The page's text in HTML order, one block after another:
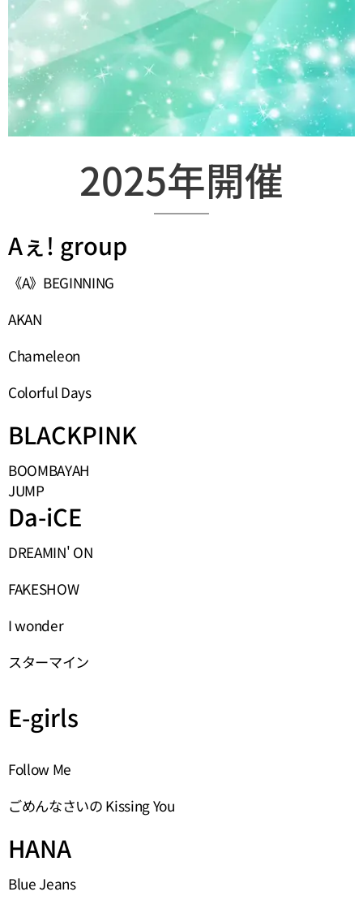
2025年開催
Aぇ! group
《A》BEGINNING
AKAN
Chameleon
Colorful Days
BLACKPINK
BOOMBAYAH
JUMP
Da-iCE
DREAMIN' ON
FAKESHOW
I wonder
スターマイン
E-girls
Follow Me
ごめんなさいの Kissing You
HANA
Blue Jeans